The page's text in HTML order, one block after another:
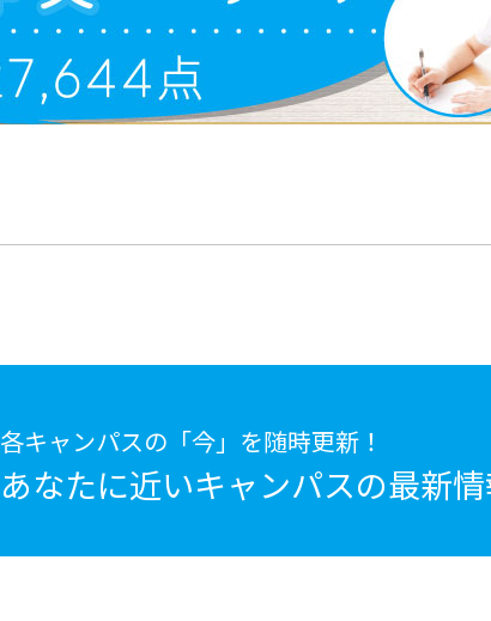
各キャンパスの「今」を随時更新！
あなたに近いキャンパスの最新